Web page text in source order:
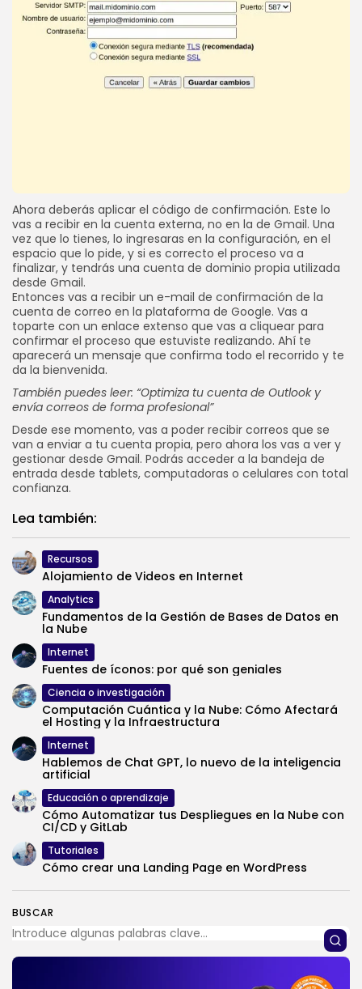
BUSCAR
Ahora deberás aplicar el código de confirmación. Este lo
vas a recibir en la cuenta externa, no en la de Gmail. Una
vez que lo tienes, lo ingresaras en la configuración, en el
espacio que lo pide, y si es correcto el proceso va a
finalizar, y tendrás una cuenta de dominio propia utilizada
desde Gmail.
Entonces vas a recibir un e-mail de confirmación de la
cuenta de correo en la plataforma de Google. Vas a
toparte con un enlace extenso que vas a cliquear para
confirmar el proceso que estuviste realizando. Ahí te
aparecerá un mensaje que confirma todo el recorrido y te
da la bienvenida.
También puedes leer: “Optimiza tu cuenta de Outlook y
envía correos de forma profesional”
Desde ese momento, vas a poder recibir correos que se
van a enviar a tu cuenta propia, pero ahora los vas a ver y
gestionar desde Gmail. Podrás acceder a la bandeja de
entrada desde tablets, computadoras o celulares con total
confianza.
Lea también:
Recursos
Alojamiento de Videos en Internet
Analytics
Fundamentos de la Gestión de Bases de Datos en
la Nube
Internet
Fuentes de íconos: por qué son geniales
Ciencia o investigación
Computación Cuántica y la Nube: Cómo Afectará
el Hosting y la Infraestructura
Internet
Hablemos de Chat GPT, lo nuevo de la inteligencia
artificial
Educación o aprendizaje
Cómo Automatizar tus Despliegues en la Nube con
CI/CD y GitLab
Tutoriales
Cómo crear una Landing Page en WordPress